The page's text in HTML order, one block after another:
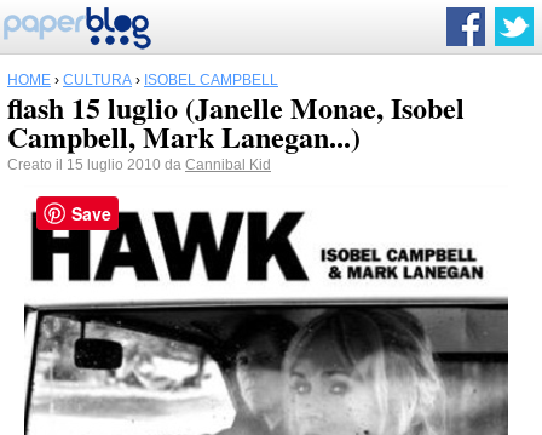
HOME › CULTURA › ISOBEL CAMPBELL
flash 15 luglio (Janelle Monae, Isobel
Campbell, Mark Lanegan...)
Creato il 15 luglio 2010 da Cannibal Kid
Save